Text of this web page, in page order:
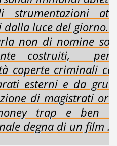
immondi
strumentazioni
luce del giorno.
non di nomine
costruiti,
coperte criminali
esterni e da
di magistrati
trap e ben
degna di un film ...